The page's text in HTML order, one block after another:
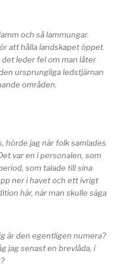
och så lammungar.
att hålla landskapet öppet.
leder fel om man låter
ursprungliga ledstjärnan
områden.
hörde jag när folk samlades
var en i personalen, som
som talade till sina
ner i havet och ett ivrigt
här, när man skulle säga
är den egentligen numera?
jag senast en brevlåda, i